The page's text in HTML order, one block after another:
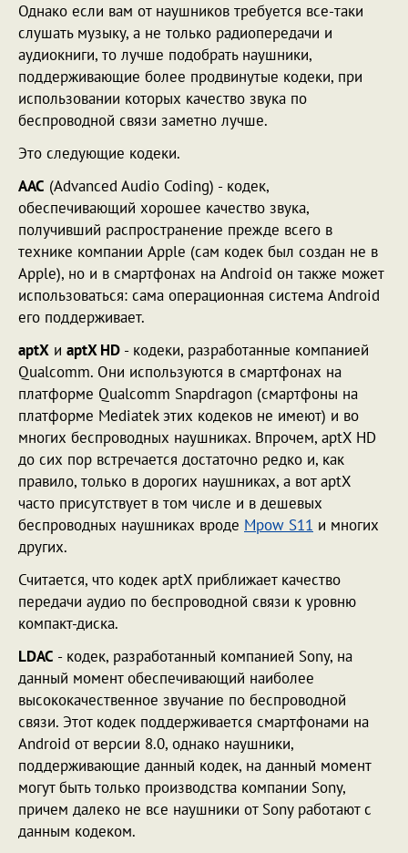
Однако если вам от наушников требуется все-таки
слушать музыку, а не только радиопередачи и
аудиокниги, то лучше подобрать наушники,
поддерживающие более продвинутые кодеки, при
использовании которых качество звука по
беспроводной связи заметно лучше.
Это следующие кодеки.
AAC (Advanced Audio Coding) - кодек,
обеспечивающий хорошее качество звука,
получивший распространение прежде всего в
технике компании Apple (сам кодек был создан не в
Apple), но и в смартфонах на Android он также может
использоваться: сама операционная система Android
его поддерживает.
aptX и aptX HD - кодеки, разработанные компанией
Qualcomm. Они используются в смартфонах на
платформе Qualcomm Snapdragon (смартфоны на
платформе Mediatek этих кодеков не имеют) и во
многих беспроводных наушниках. Впрочем, aptX HD
до сих пор встречается достаточно редко и, как
правило, только в дорогих наушниках, а вот aptX
часто присутствует в том числе и в дешевых
беспроводных наушниках вроде Mpow S11 и многих
других.
Считается, что кодек aptX приближает качество
передачи аудио по беспроводной связи к уровню
компакт-диска.
LDAC - кодек, разработанный компанией Sony, на
данный момент обеспечивающий наиболее
высококачественное звучание по беспроводной
связи. Этот кодек поддерживается смартфонами на
Android от версии 8.0, однако наушники,
поддерживающие данный кодек, на данный момент
могут быть только производства компании Sony,
причем далеко не все наушники от Sony работают с
данным кодеком.